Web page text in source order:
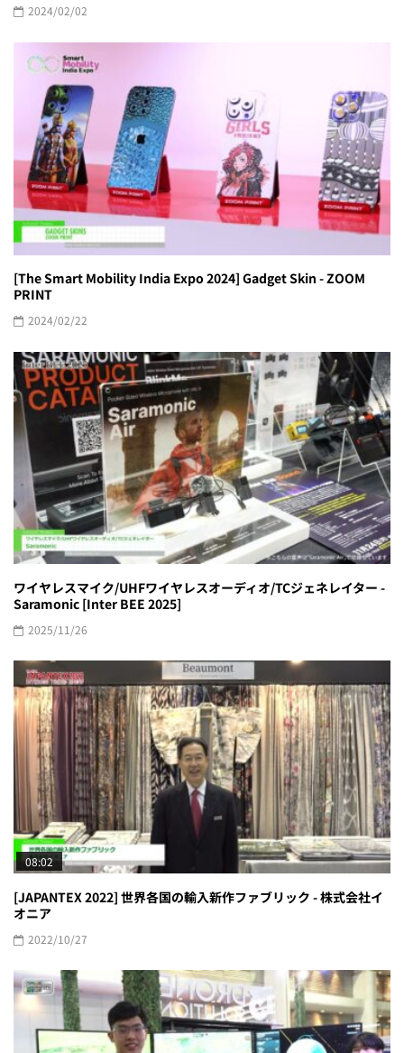
2024/02/02
[The Smart Mobility India Expo 2024] Gadget Skin - ZOOM
PRINT
2024/02/22
ワイヤレスマイク/UHFワイヤレスオーディオ/TCジェネレイター -
Saramonic [Inter BEE 2025]
2025/11/26
08:02
[JAPANTEX 2022] 世界各国の輸入新作ファブリック - 株式会社イ
オニア
2022/10/27